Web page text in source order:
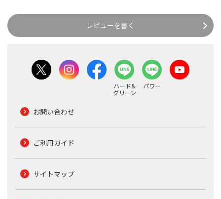
レビューを書く
ハード&
グリーン
パワー
お問い合わせ
ご利用ガイド
サイトマップ